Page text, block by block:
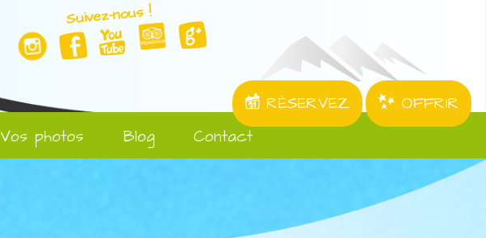
Suivez-nous !
RÉSERVEZ
OFFRIR
Vos photos Blog Contact